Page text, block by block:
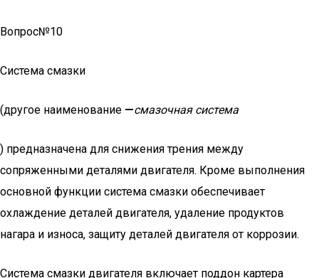
Вопрос№10
Система смазки
(другое наименование —смазочная система
) предназначена для снижения трения между
сопряженными деталями двигателя. Кроме выполнения
основной функции система смазки обеспечивает
охлаждение деталей двигателя, удаление продуктов
нагара и износа, защиту деталей двигателя от коррозии.
Система смазки двигателя включает поддон картера